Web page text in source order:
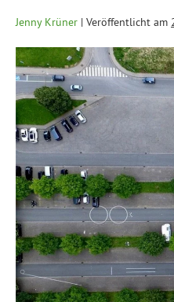
Jenny Krüner | Veröffentlicht am